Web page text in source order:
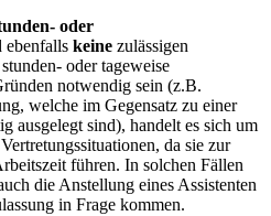
oder
ebenfalls keine zulässigen
oder tageweise
notwendig sein (z.B.
welche im Gegensatz zu einer
ausgelegt sind), handelt es sich um
da sie zur
führen. In solchen Fällen
die Anstellung eines Assistenten
in Frage kommen.